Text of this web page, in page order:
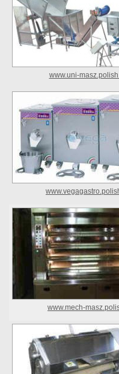
www.uni-
www.mech-